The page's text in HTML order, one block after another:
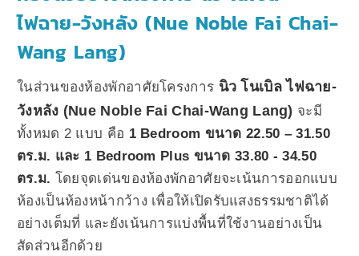
ไฟฉาย-วังหลัง (Nue Noble Fai Chai-
Wang Lang)
ในส่วนของห้องพักอาศัยโครงการ นิว โนเบิล ไฟฉาย-
วังหลัง (Nue Noble Fai Chai-Wang Lang) จะมี
ทั้งหมด 2 แบบ คือ 1 Bedroom ขนาด 22.50 – 31.50
ตร.ม. และ 1 Bedroom Plus ขนาด 33.80 - 34.50
ตร.ม. โดยจุดเด่นของห้องพักอาศัยจะเน้นการออกแบบ
ห้องเป็นห้องหน้ากว้าง เพื่อให้เปิดรับแสงธรรมชาติได้
อย่างเต็มที่ และยังเน้นการแบ่งพื้นที่ใช้งานอย่างเป็น
สัดส่วนอีกด้วย